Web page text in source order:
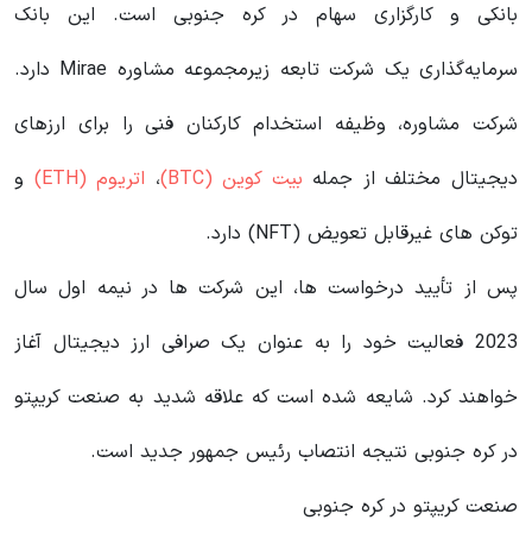
بانکی و کارگزاری سهام در کره جنوبی است. این بانک
سرمایه‌گذاری یک شرکت تابعه زیرمجموعه مشاوره Mirae دارد.
شرکت مشاوره، وظیفه استخدام کارکنان فنی را برای ارزهای
دیجیتال مختلف از جمله بیت کوین (BTC) ، اتریوم (ETH)
و
توکن های غیرقابل تعویض (NFT) دارد.
پس از تأیید درخواست ها، این شرکت ها در نیمه اول سال
2023 فعالیت خود را به عنوان یک صرافی ارز دیجیتال آغاز
خواهند کرد. شایعه شده است که علاقه شدید به صنعت کریپتو
در کره جنوبی نتیجه انتصاب رئیس جمهور جدید است.
صنعت کریپتو در کره جنوبی